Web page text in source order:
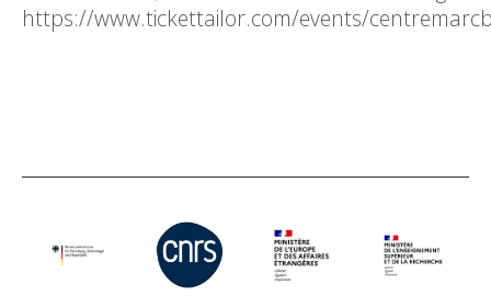
https://www.tickettailor.com/events/